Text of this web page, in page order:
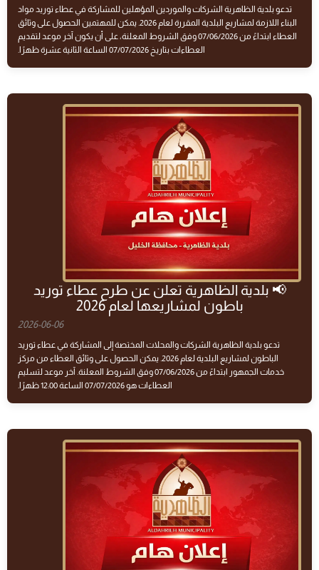
تدعو بلدية الظاهرية الشركات والموردين المؤهلين للمشاركة في عطاء توريد مواد
البناء اللازمة لمشاريع البلدية المقررة لعام 2026. يمكن للمهتمين الحصول على وثائق
العطاء ابتداءً من 07/06/2026 وفق الشروط المعلنة، على أن يكون آخر موعد لتقديم
العطاءات بتاريخ 07/07/2026 الساعة الثانية عشرة ظهرًا.
📢 بلدية الظاهرية تعلن عن طرح عطاء توريد
باطون لمشاريعها لعام 2026
2026-06-06
تدعو بلدية الظاهرية الشركات والمحلات المختصة إلى المشاركة في عطاء توريد
الباطون لمشاريع البلدية لعام 2026. يمكن الحصول على وثائق العطاء من مركز
خدمات الجمهور ابتداءً من 07/06/2026 وفق الشروط المعلنة. آخر موعد لتسليم
العطاءات هو 07/07/2026 الساعة 12:00 ظهرًا.